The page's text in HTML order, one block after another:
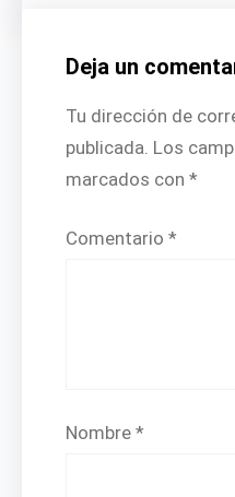
Deja un
Tu dirección de
publicada. Los
marcados con *
Comentario *
Nombre *